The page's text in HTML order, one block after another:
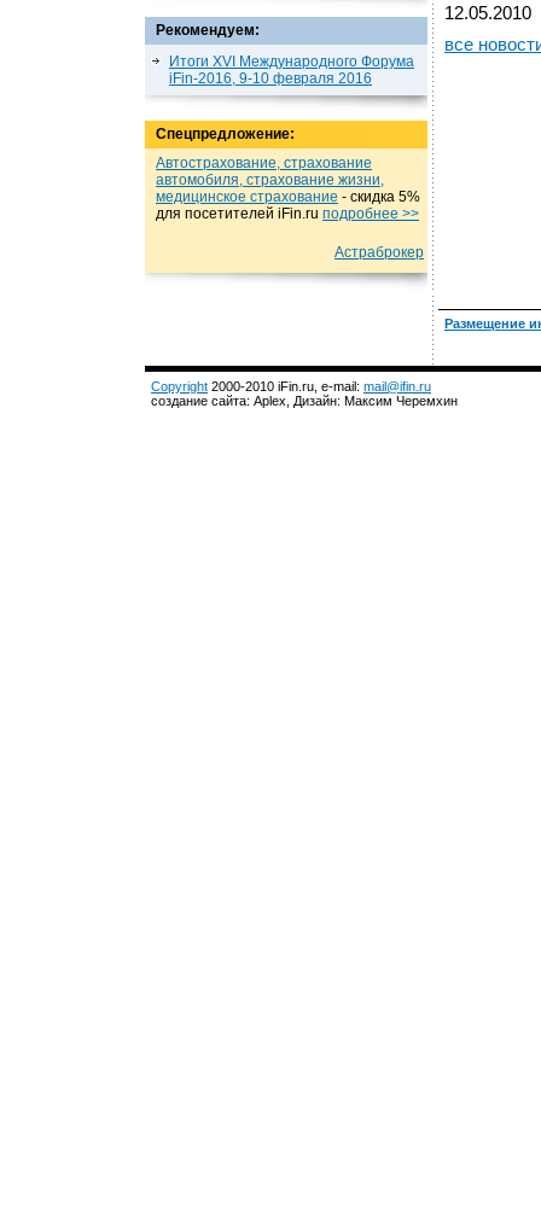
Рекомендуем:
Итоги XVI Международного Форума
iFin-2016, 9-10 февраля 2016
Спецпредложение:
Автострахование, страхование
автомобиля, страхование жизни,
медицинское страхование - cкидка 5%
для посетителей iFin.ru подробнеe >>
Астраброкер
12.05.2010
все
Размещение
Copyright 2000-2010 iFin.ru, e-mail: mail@ifin.ru
создание сайта: Aplex, Дизайн: Максим Черемхин